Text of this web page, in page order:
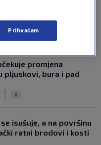
promjena
pljuskovi, bura i pad
0
isušuje, a na površinu
ratni brodovi i kosti
Prihvaćam